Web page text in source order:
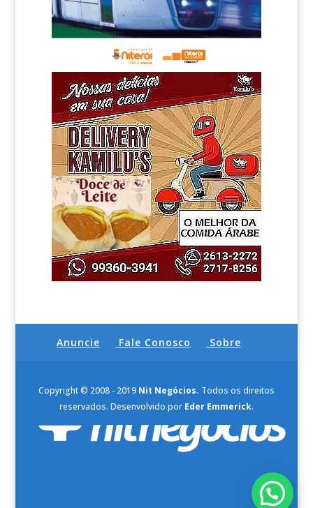
Anuncie Fale Conosco Sobre
Copyright © 2008 - 2019 Nit Negócios. Todos os direitos
reservados. Desenvolvido por Eder Emmerick.